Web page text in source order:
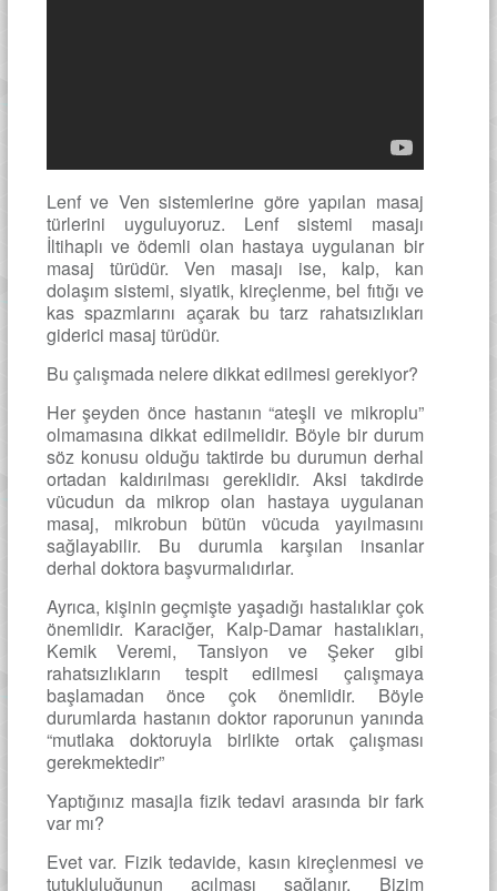
Lenf ve Ven sistemlerine göre yapılan masaj
türlerini uyguluyoruz. Lenf sistemi masajı
İltihaplı ve ödemli olan hastaya uygulanan bir
masaj türüdür. Ven masajı ise, kalp, kan
dolaşım sistemi, siyatik, kireçlenme, bel fıtığı ve
kas spazmlarını açarak bu tarz rahatsızlıkları
giderici masaj türüdür.
Bu çalışmada nelere dikkat edilmesi gerekiyor?
Her şeyden önce hastanın “ateşli ve mikroplu”
olmamasına dikkat edilmelidir. Böyle bir durum
söz konusu olduğu taktirde bu durumun derhal
ortadan kaldırılması gereklidir. Aksi takdirde
vücudun da mikrop olan hastaya uygulanan
masaj, mikrobun bütün vücuda yayılmasını
sağlayabilir. Bu durumla karşılan insanlar
derhal doktora başvurmalıdırlar.
Ayrıca, kişinin geçmişte yaşadığı hastalıklar çok
önemlidir. Karaciğer, Kalp-Damar hastalıkları,
Kemik Veremi, Tansiyon ve Şeker gibi
rahatsızlıkların tespit edilmesi çalışmaya
başlamadan önce çok önemlidir. Böyle
durumlarda hastanın doktor raporunun yanında
“mutlaka doktoruyla birlikte ortak çalışması
gerekmektedir”
Yaptığınız masajla fizik tedavi arasında bir fark
var mı?
Evet var. Fizik tedavide, kasın kireçlenmesi ve
tutukluluğunun açılması sağlanır. Bizim